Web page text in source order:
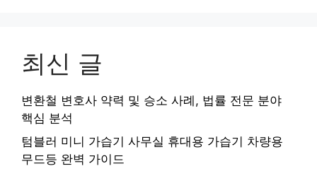
최신 글
변환철 변호사 약력 및 승소 사례, 법률 전문 분야
핵심 분석
텀블러 미니 가습기 사무실 휴대용 가습기 차량용
무드등 완벽 가이드